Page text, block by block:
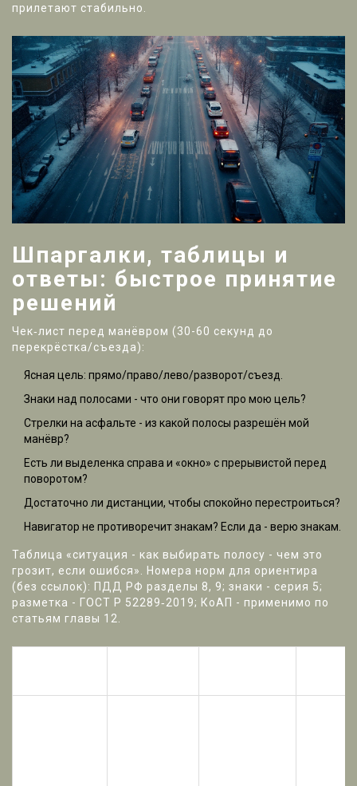
прилетают стабильно.
Шпаргалки, таблицы и
ответы: быстрое принятие
решений
Чек‑лист перед манёвром (30-60 секунд до
перекрёстка/съезда):
Ясная цель: прямо/право/лево/разворот/съезд.
Знаки над полосами - что они говорят про мою цель?
Стрелки на асфальте - из какой полосы разрешён мой
манёвр?
Есть ли выделенка справа и «окно» с прерывистой перед
поворотом?
Достаточно ли дистанции, чтобы спокойно перестроиться?
Навигатор не противоречит знакам? Если да - верю знакам.
Таблица «ситуация - как выбирать полосу - чем это
грозит, если ошибся». Номера норм для ориентира
(без ссылок): ПДД РФ разделы 8, 9; знаки - серия 5;
разметка - ГОСТ Р 52289‑2019; КоАП - применимо по
статьям главы 12.